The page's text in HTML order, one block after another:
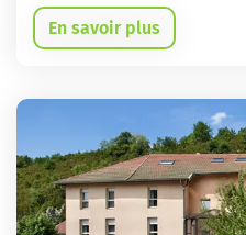
En savoir plus